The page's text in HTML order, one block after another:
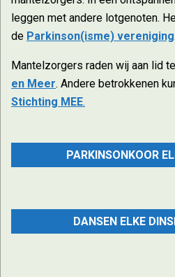
leggen met andere lotgenoten.
de Parkinson(isme) vereniging.
Mantelzorgers raden wij aan lid
en Meer. Andere betrokkenen
Stichting MEE.
PARKINSONKOOR
DANSEN ELKE